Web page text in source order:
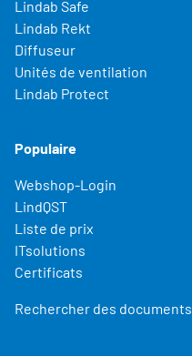
Lindab Safe
Lindab Rekt
Diffuseur
Unités de ventilation
Lindab Protect
Populaire
Webshop-Login
LindQST
Liste de prix
ITsolutions
Certificats
Rechercher des documents